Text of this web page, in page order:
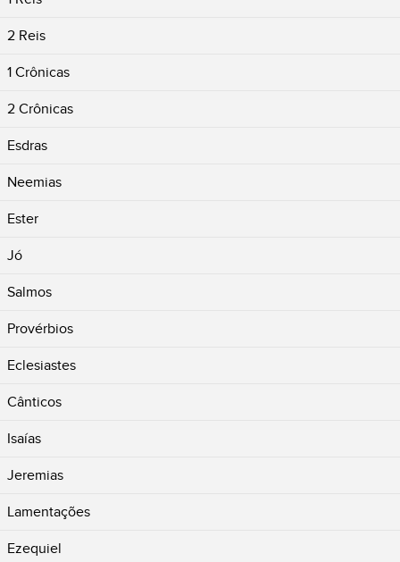
2 Reis
1 Crônicas
2 Crônicas
Esdras
Neemias
Ester
Jó
Salmos
Provérbios
Eclesiastes
Cânticos
Isaías
Jeremias
Lamentações
Ezequiel